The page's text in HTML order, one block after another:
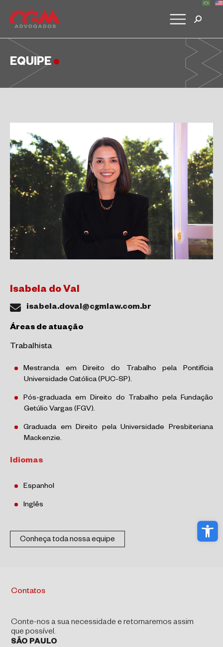
EQUIPE
Isabela do Val
isabela.doval@cgmlaw.com.br
Áreas de atuação
Trabalhista
Mestranda em Direito do Trabalho pela Pontifícia
Universidade Católica (PUC-SP).
Pós-graduada em Direito do Trabalho pela Fundação
Getúlio Vargas (FGV).
Graduada em Direito pela Universidade Presbiteriana
Mackenzie.
Idiomas
Espanhol
Inglês
Conheça toda nossa equipe
Contatos
Conte-nos a sua necessidade e retornaremos assim
que possível.
SÃO PAULO